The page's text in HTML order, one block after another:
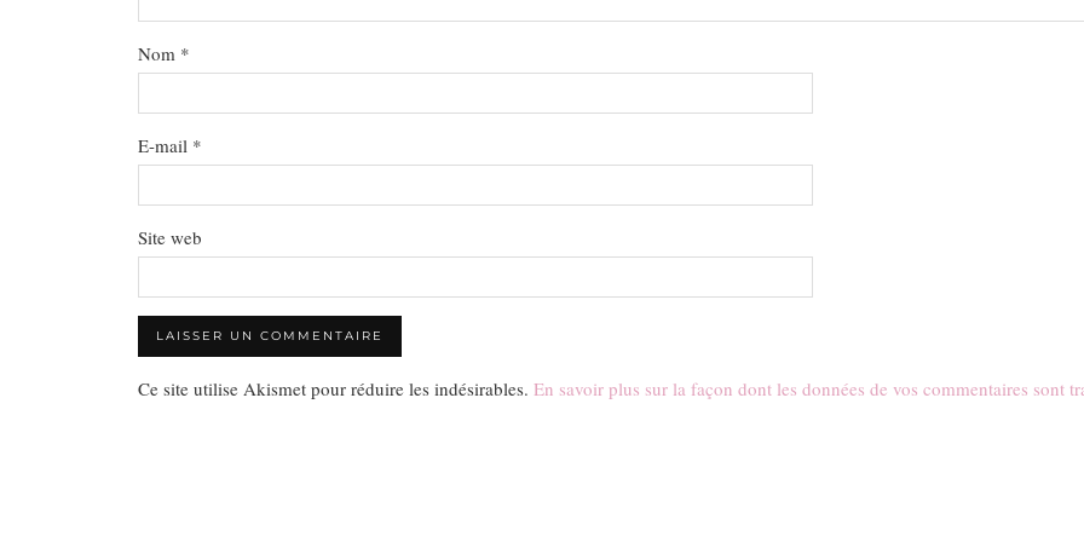
Nom *
E-mail *
Site web
Ce site utilise Akismet pour réduire les indésirables. En savoir plus sur la façon dont les données de vos commentaires sont